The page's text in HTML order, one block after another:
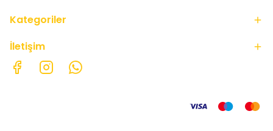
Kategoriler
İletişim